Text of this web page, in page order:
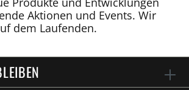
Aktionen und Events. Wir
dem Laufenden.